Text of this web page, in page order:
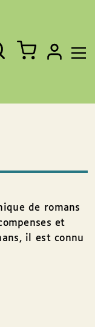
de romans
et
il est connu